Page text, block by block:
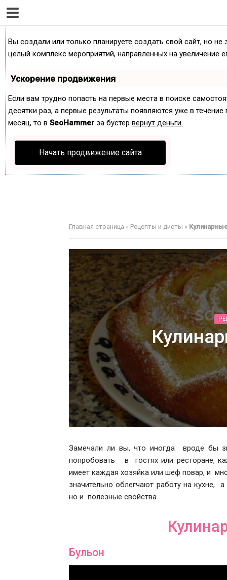
Как продвинуть сайт на первые места?
Вы создали или только планируете создать свой сайт, но
целый комплекс мероприятий, направленных на
Ускорение продвижения
Если вам трудно попасть на первые места в поиске
десятки раз, а первые результаты появляются уже в
месяц, то в SeoHammer за бустер вернут деньги.
Начать продвижение сайта
Главная страница » Рецепты и диеты »
Замечали ли вы, что иногда вроде бы
попробовать в гостях или ресторане,
имеет каждая хозяйка или шеф повар, и
значительно облегчают работу на кухне,
но и полезные свойства.
Бульон